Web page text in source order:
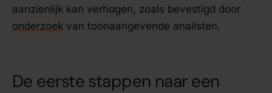
aanzienlijk kan verhogen, zoals bevestigd door
onderzoek van toonaangevende analisten.
De eerste stappen naar een